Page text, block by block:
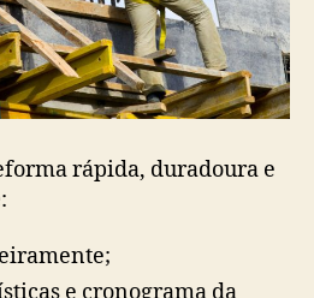
rápida, duradoura e